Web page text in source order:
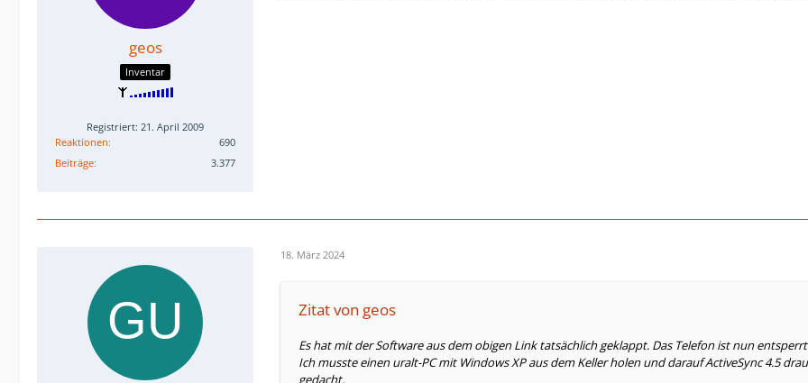
geos
Inventar
Registriert: 21. April 2009
Reaktionen
690
Beiträge
3.377
18. März 2024
Zitat von geos
Es hat mit der Software aus dem obigen Link tatsächlich geklappt. Das Telefon ist nun
Ich musste einen uralt-PC mit Windows XP aus dem Keller holen und darauf ActiveSync 4.5
gedacht.